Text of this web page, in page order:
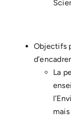
Objectifs
La